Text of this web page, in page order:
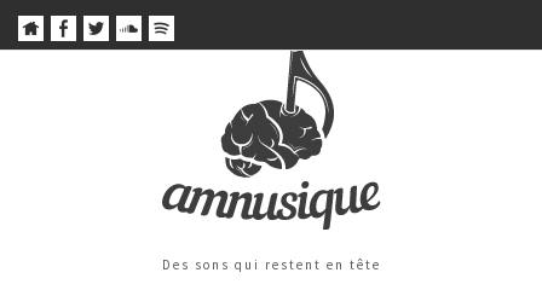
Des sons qui restent en tête